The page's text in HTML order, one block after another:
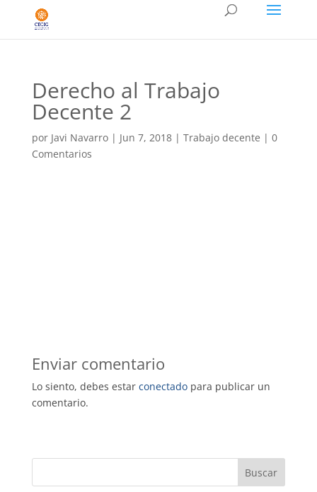
Derecho al Trabajo
Decente 2
por Javi Navarro| Jun 7, 2018| Trabajo decente | 0
Comentarios
Enviar comentario
Lo siento, debes estar conectadopara publicar un
comentario.